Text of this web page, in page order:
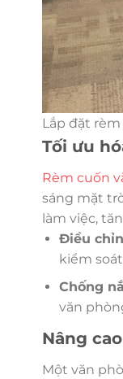
Lắp đặt
Tối ưu
Rèm cuốn
sáng mặt
làm việc,
Điều
kiểm
Chống
văn
Nâng
Một văn